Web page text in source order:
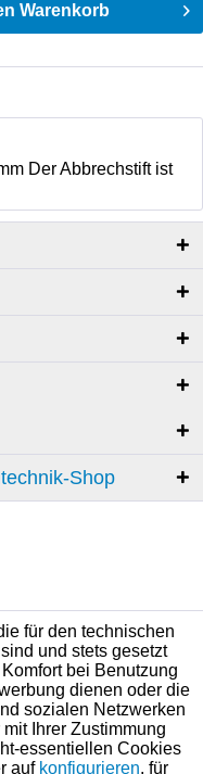
Warenkorb
Der Abbrechstift ist
Shop
für den technischen
und stets gesetzt
bei Benutzung
dienen oder die
sozialen Netzwerken
Ihrer Zustimmung
essentiellen Cookies
auf konfigurieren, für